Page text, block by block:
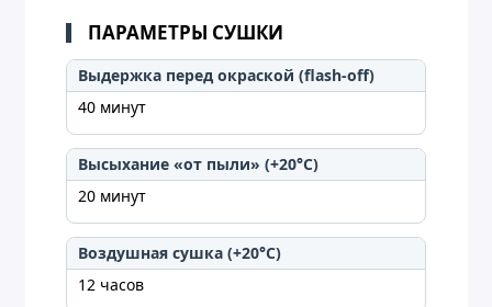
ПАРАМЕТРЫ СУШКИ
Выдержка перед окраской (flash-off)
40 минут
Высыхание «от пыли» (+20°C)
20 минут
Воздушная сушка (+20°C)
12 часов